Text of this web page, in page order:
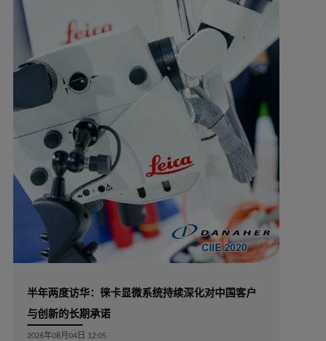
社会科学
半年两度访华：徕卡显微系统持续深化对中国客户
与创新的长期承诺
2026年08月04日 12:05